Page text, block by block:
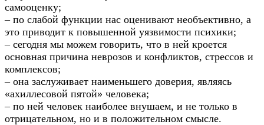
самооценку;
– по слабой функции нас оценивают необъективно, а
это приводит к повышенной уязвимости психики;
– сегодня мы можем говорить, что в ней кроется
основная причина неврозов и конфликтов, стрессов и
комплексов;
– она заслуживает наименьшего доверия, являясь
«ахиллесовой пятой» человека;
– по ней человек наиболее внушаем, и не только в
отрицательном, но и в положительном смысле.